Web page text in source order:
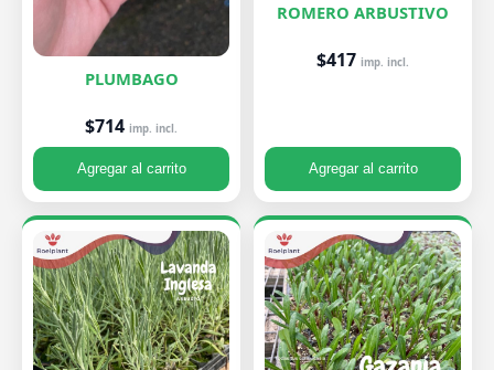
PLUMBAGO
$714 imp. incl.
Agregar al carrito
ROMERO ARBUSTIVO
$417 imp. incl.
Agregar al carrito